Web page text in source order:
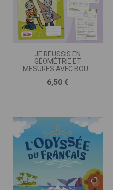
JE RÉUSSIS EN
GÉOMÉTRIE ET
MESURES AVEC BOUT
Prix
6,50 €